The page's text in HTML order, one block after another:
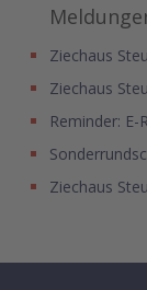
Ziechaus
Ziechaus
Reminder:
Ziechaus